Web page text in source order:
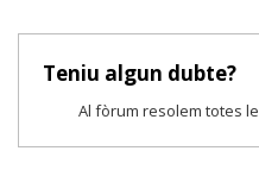
Teniu algun dubte?
Al fòrum resolem totes